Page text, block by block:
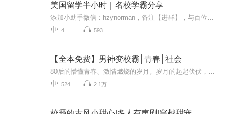
美国留学半小时｜名校学霸分享
4 593
【全本免费】男神变校霸│青春│社会
524 2.1万